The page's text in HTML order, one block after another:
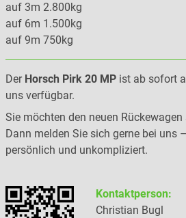
auf 3m 2.800kg
auf 6m 1.500kg
auf 9m 750kg
Der Horsch Pirk 20 MP ist ab sofort
uns verfügbar.
Sie möchten den neuen
Dann melden Sie sich gerne bei uns
persönlich und unkompliziert.
Kontaktperson:
Christian Bugl